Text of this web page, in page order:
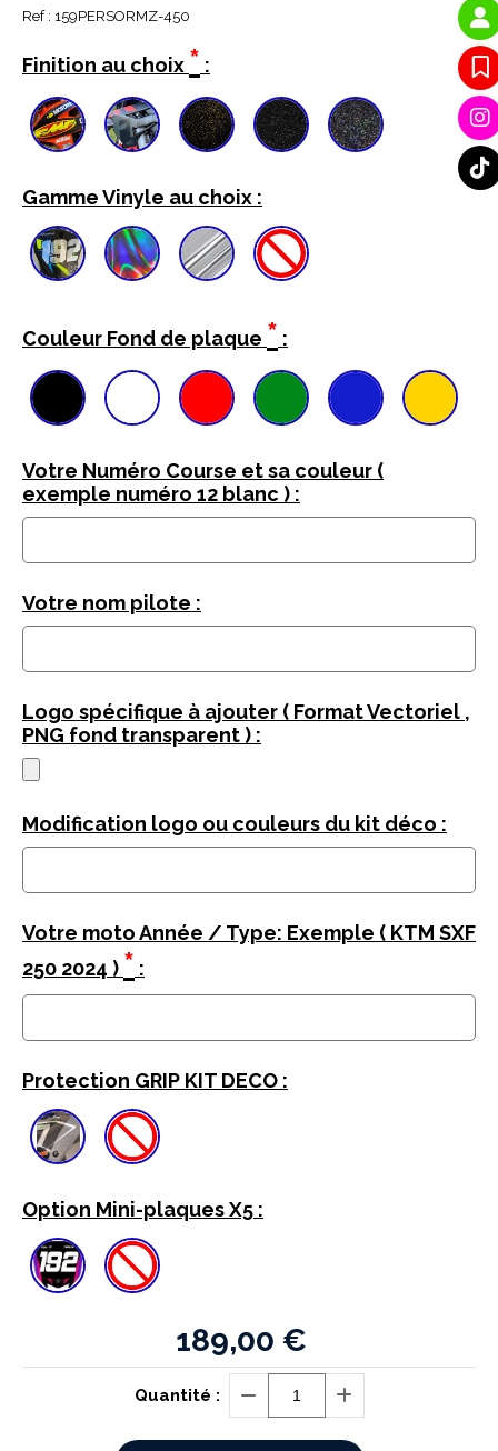
Ref : 159PERSORMZ-450
Finition au choix * :
Gamme Vinyle au choix :
Couleur Fond de plaque * :
Votre Numéro Course et sa couleur (
exemple numéro 12 blanc ) :
Votre nom pilote :
Logo spécifique à ajouter ( Format Vectoriel ,
PNG fond transparent ) :
Modification logo ou couleurs du kit déco :
Votre moto Année / Type: Exemple ( KTM SXF
250 2024 ) * :
Protection GRIP KIT DECO :
Option Mini-plaques X5 :
189,00 €
Quantité :